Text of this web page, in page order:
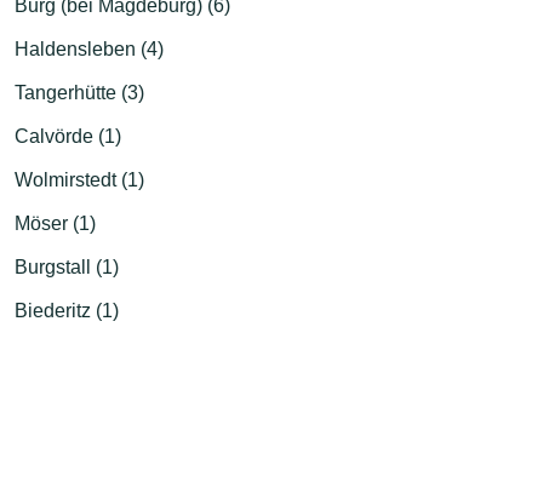
Burg (bei Magdeburg) (6)
Haldensleben (4)
Tangerhütte (3)
Calvörde (1)
Wolmirstedt (1)
Möser (1)
Burgstall (1)
Biederitz (1)